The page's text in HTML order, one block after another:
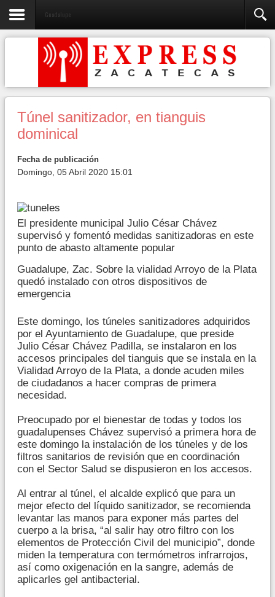
Guadalupe
Túnel sanitizador, en tianguis
dominical
Fecha de publicación
Domingo, 05 Abril 2020 15:01
El presidente municipal Julio César Chávez
supervisó y fomentó medidas sanitizadoras en este
punto de abasto altamente popular
Guadalupe, Zac. Sobre la vialidad Arroyo de la Plata
quedó instalado con otros dispositivos de
emergencia
Este domingo, los túneles sanitizadores adquiridos
por el Ayuntamiento de Guadalupe, que preside
Julio César Chávez Padilla, se instalaron en los
accesos principales del tianguis que se instala en la
Vialidad Arroyo de la Plata, a donde acuden miles
de ciudadanos a hacer compras de primera
necesidad.
Preocupado por el bienestar de todas y todos los
guadalupenses Chávez supervisó a primera hora de
este domingo la instalación de los túneles y de los
filtros sanitarios de revisión que en coordinación
con el Sector Salud se dispusieron en los accesos.
Al entrar al túnel, el alcalde explicó que para un
mejor efecto del líquido sanitizador, se recomienda
levantar las manos para exponer más partes del
cuerpo a la brisa, “al salir hay otro filtro con los
elementos de Protección Civil del municipio”, donde
miden la temperatura con termómetros infrarrojos,
así como oxigenación en la sangre, además de
aplicarles gel antibacterial.